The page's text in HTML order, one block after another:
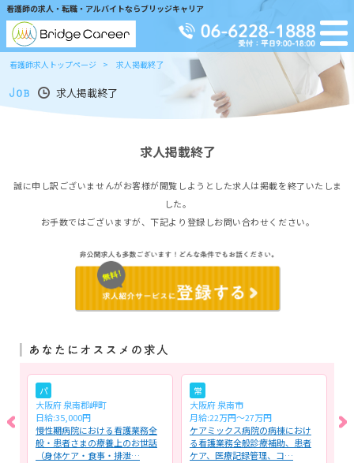
看護師の求人・転職・アルバイトならブリッジキャリア
看護師求人トップページ 求人掲載終了
求人掲載終了
求人掲載終了
誠に申し訳ございませんがお客様が閲覧しようとした求人は掲載を終了いたしま
した。
お手数ではございますが、下記より登録しお問い合わせください。
パ
大阪府 泉南郡岬町
日給:35,000円
慢性期病院における看護業務全
般・患者さまの療養上のお世話
（身体ケア・食事・排泄…
常
大阪府 泉南市
月給:22万円～27万円
ケアミックス病院の病棟におけ
る看護業務全般診療補助、患者
ケア、医療記録管理、コ…